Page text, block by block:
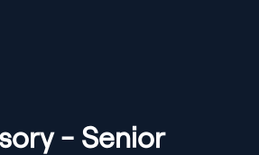
- Senior